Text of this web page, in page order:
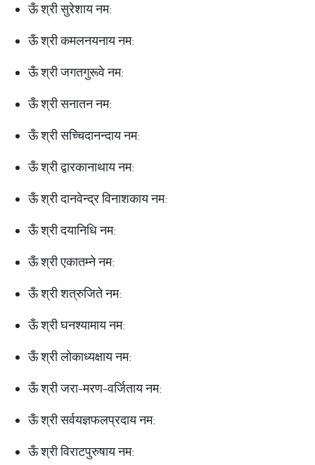
ऊँ श्री सुरेशाय नम:
ऊँ श्री कमलनयनाय नम:
ऊँ श्री जगतगुरूवे नम:
ऊँ श्री सनातन नम:
ऊँ श्री सच्चिदानन्दाय नम:
ऊँ श्री द्वारकानाथाय नम:
ऊँ श्री दानवेन्द्र विनाशकाय नम:
ऊँ श्री दयानिधि नम:
ऊँ श्री एकातम्ने नम:
ऊँ श्री शत्रुजिते नम:
ऊँ श्री घनश्यामाय नम:
ऊँ श्री लोकाध्यक्षाय नम:
ऊँ श्री जरा-मरण-वर्जिताय नम:
ऊँ श्री सर्वयज्ञफलप्रदाय नम:
ऊँ श्री विराटपुरुषाय नम: